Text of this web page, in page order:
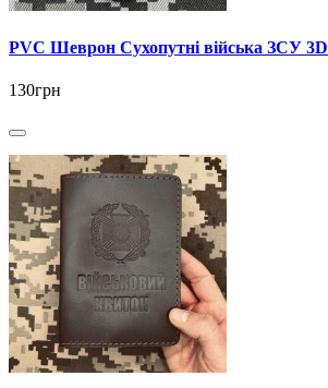
PVC Шеврон Сухопутні війська ЗСУ 3D
130грн